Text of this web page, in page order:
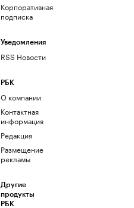
Корпоративная
подписка
Уведомления
RSS Новости
РБК
О компании
Контактная
информация
Редакция
Размещение
рекламы
Другие
продукты
РБК